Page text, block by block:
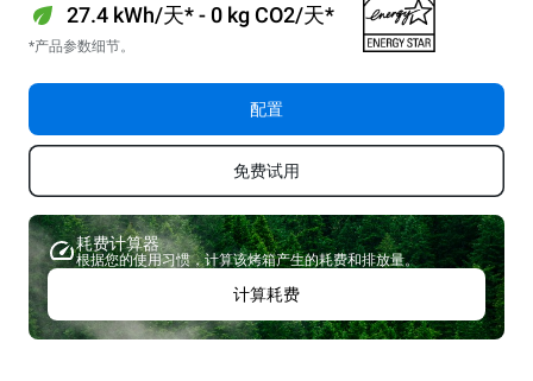
27.4 kWh/天* - 0 kg CO2/天*
*产品参数细节。
配置
免费试用
耗费计算器
根据您的使用习惯，计算该烤箱产生的耗费和排放量。
计算耗费